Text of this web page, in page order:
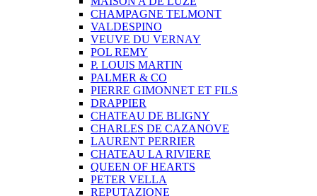
CHAMPAGNE TELMONT
VALDESPINO
VEUVE DU VERNAY
POL REMY
P. LOUIS MARTIN
PALMER & CO
PIERRE GIMONNET ET FILS
DRAPPIER
CHATEAU DE BLIGNY
CHARLES DE CAZANOVE
LAURENT PERRIER
CHATEAU LA RIVIERE
QUEEN OF HEARTS
PETER VELLA
REPUTAZIONE